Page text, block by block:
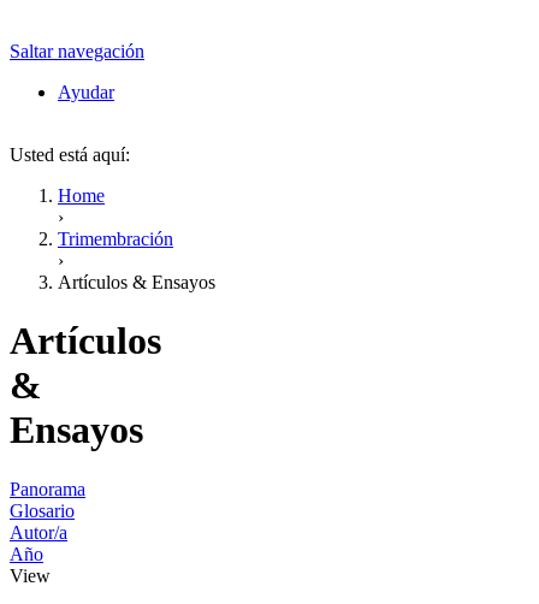
Saltar navegación
Ayudar
Usted está aquí:
Home
›
Trimembración
›
Artículos & Ensayos
Artículos
&
Ensayos
Panorama
Glosario
Autor/a
Año
View